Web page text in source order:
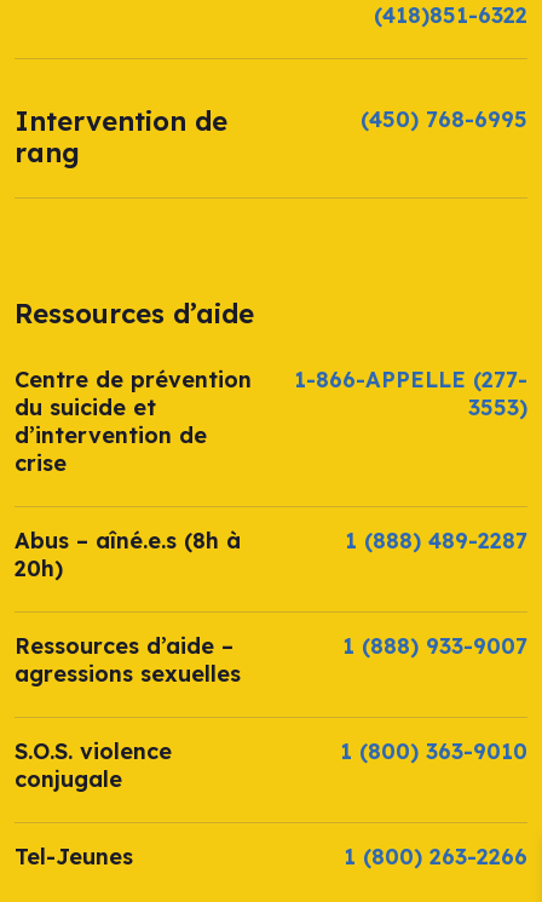
(418)851-6322
Intervention de
rang
(450) 768-6995
Ressources d’aide
Centre de prévention
du suicide et
d’intervention de
crise
1-866-APPELLE (277-
3553)
Abus – aîné.e.s (8h à
20h)
1 (888) 489-2287
Ressources d’aide –
agressions sexuelles
1 (888) 933-9007
S.O.S. violence
conjugale
1 (800) 363-9010
Tel-Jeunes 1 (800) 263-2266